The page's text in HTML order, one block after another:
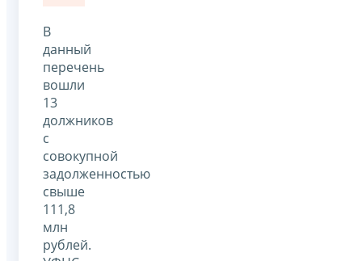
В
данный
перечень
вошли
13
должников
с
совокупной
задолженностью
свыше
111,8
млн
рублей.